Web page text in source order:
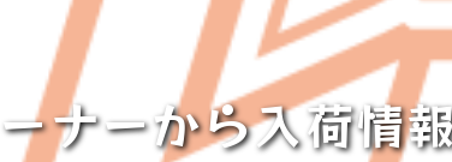
ーナーから入荷